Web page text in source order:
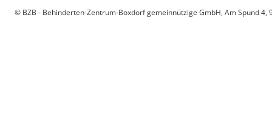
© BZB - Behinderten-Zentrum-Boxdorf gemeinnützige GmbH, Am Spund 4,